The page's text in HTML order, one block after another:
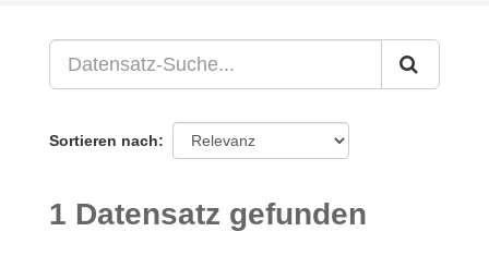
Sortieren nach
1 Datensatz gefunden